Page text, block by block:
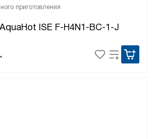
приготовления
ISE F-H4N1-BC-1-J